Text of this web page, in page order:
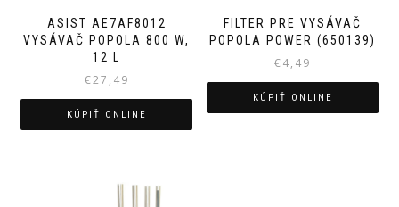
ASIST AE7AF8012
VYSÁVAČ POPOLA 800 W,
12 L
€27,49
KÚPIŤ ONLINE
FILTER PRE VYSÁVAČ
POPOLA POWER (650139)
€4,49
KÚPIŤ ONLINE